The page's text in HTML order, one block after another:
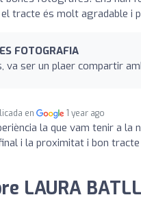
tracte és molt agradable i
FOTOGRAFIA
va ser un plaer compartir
en 1 year ago
la que vam tenir a
i la proximitat i bon tracte
LAURA